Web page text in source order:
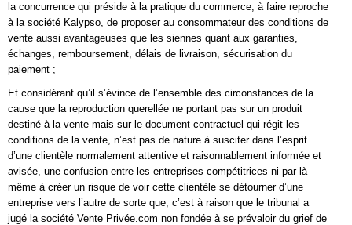
la concurrence qui préside à la pratique du commerce, à faire reproche
à la société Kalypso, de proposer au consommateur des conditions de
vente aussi avantageuses que les siennes quant aux garanties,
échanges, remboursement, délais de livraison, sécurisation du
paiement ;
Et considérant qu’il s’évince de l’ensemble des circonstances de la
cause que la reproduction querellée ne portant pas sur un produit
destiné à la vente mais sur le document contractuel qui régit les
conditions de la vente, n’est pas de nature à susciter dans l’esprit
d’une clientèle normalement attentive et raisonnablement informée et
avisée, une confusion entre les entreprises compétitrices ni par là
même à créer un risque de voir cette clientèle se détourner d’une
entreprise vers l’autre de sorte que, c’est à raison que le tribunal a
jugé la société Vente Privée.com non fondée à se prévaloir du grief de